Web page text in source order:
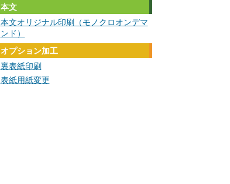
本文
本文オリジナル印刷（モノクロオンデマ
ンド）
オプション加工
裏表紙印刷
表紙用紙変更